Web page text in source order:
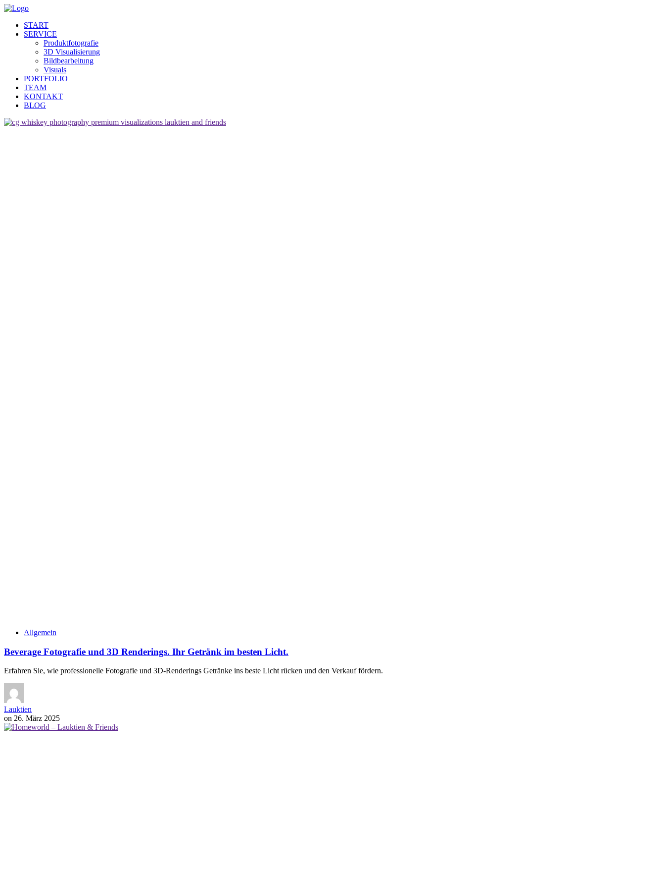
START
SERVICE
Produktfotografie
3D Visualisierung
Bildbearbeitung
Visuals
PORTFOLIO
TEAM
KONTAKT
BLOG
Allgemein
Beverage Fotografie und 3D Renderings. Ihr Getränk im besten Licht.
Erfahren Sie, wie professionelle Fotografie und 3D-Renderings Getränke ins beste Licht rücken und den Verkauf fördern.
Lauktien
on 26. März 2025